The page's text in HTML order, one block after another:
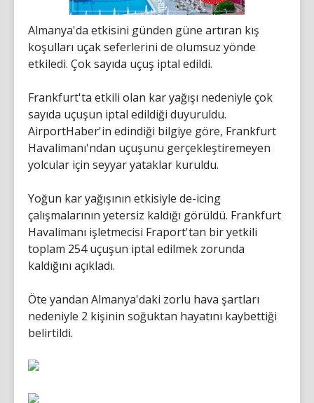
Almanya'da etkisini günden güne artıran kış
koşulları uçak seferlerini de olumsuz yönde
etkiledi. Çok sayıda uçuş iptal edildi.
Frankfurt'ta etkili olan kar yağışı nedeniyle çok
sayıda uçuşun iptal edildiği duyuruldu.
AirportHaber'in edindiği bilgiye göre, Frankfurt
Havalimanı'ndan uçuşunu gerçekleştiremeyen
yolcular için seyyar yataklar kuruldu.
Yoğun kar yağışının etkisiyle de-icing
çalışmalarının yetersiz kaldığı görüldü. Frankfurt
Havalimanı işletmecisi Fraport'tan bir yetkili
toplam 254 uçuşun iptal edilmek zorunda
kaldığını açıkladı.
Öte yandan Almanya'daki zorlu hava şartları
nedeniyle 2 kişinin soğuktan hayatını kaybettiği
belirtildi.